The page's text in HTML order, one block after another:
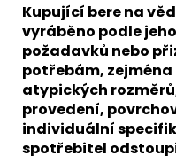
Kupující bere na
vyráběno podle
požadavků nebo
potřebám,
atypických
provedení,
individuální
spotřebitel